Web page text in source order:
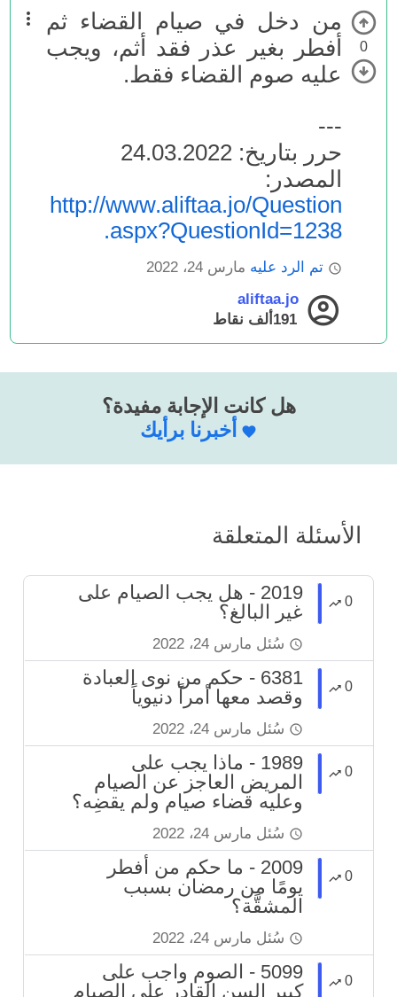
0
من دخل في صيام القضاء ثم
أفطر بغير عذر فقد أثم، ويجب
عليه صوم القضاء فقط.
---
حرر بتاريخ: 24.03.2022
المصدر:
http://www.aliftaa.jo/Question
.aspx?QuestionId=1238
تم الرد عليه مارس 24، 2022
aliftaa.jo
191ألف
نقاط
هل كانت الإجابة مفيدة؟
أخبرنا برأيك
الأسئلة المتعلقة
0
2019 - هل يجب الصيام على
غير البالغ؟
سُئل مارس 24، 2022
0
6381 - حكم من نوى العبادة
وقصد معها أمراً دنيوياً
سُئل مارس 24، 2022
0
1989 - ماذا يجب على
المريض العاجز عن الصيام
وعليه قضاء صيام ولم يقضِه؟
سُئل مارس 24، 2022
0
2009 - ما حكم من أفطر
يومًا من رمضان بسبب
المشقَّة؟
سُئل مارس 24، 2022
0
5099 - الصوم واجب على
كبير السن القادر على الصيام